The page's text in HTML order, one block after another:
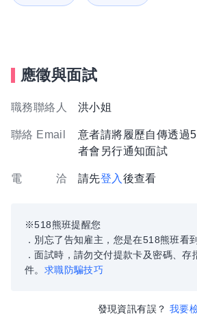
應徵與面試
職務聯絡人 洪小姐
聯絡 Email
意者請將履歷自傳透過
者會另行通知面試
電 洽 請先登入 後查看
※518熊班提醒您
．別忘了告知雇主，您是在518熊班看
．面試時，請勿交付提款卡及密碼、存
件。 求職防騙技巧
發現資訊有誤？ 我要